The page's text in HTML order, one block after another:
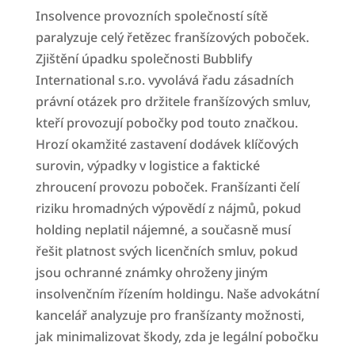
Insolvence provozních společností sítě
paralyzuje celý řetězec franšízových poboček.
Zjištění úpadku společnosti Bubblify
International s.r.o. vyvolává řadu zásadních
právní otázek pro držitele franšízových smluv,
kteří provozují pobočky pod touto značkou.
Hrozí okamžité zastavení dodávek klíčových
surovin, výpadky v logistice a faktické
zhroucení provozu poboček. Franšízanti čelí
riziku hromadných výpovědí z nájmů, pokud
holding neplatil nájemné, a současně musí
řešit platnost svých licenčních smluv, pokud
jsou ochranné známky ohroženy jiným
insolvenčním řízením holdingu. Naše advokátní
kancelář analyzuje pro franšízanty možnosti,
jak minimalizovat škody, zda je legální pobočku